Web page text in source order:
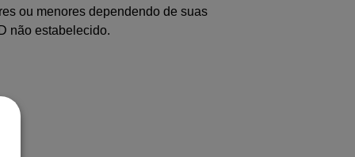
ou menores dependendo de suas
não estabelecido.